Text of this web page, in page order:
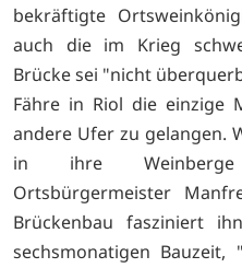
bekräftigte
auch die im Krieg
Brücke sei "nicht
Fähre in Riol die einzige
andere Ufer zu gelangen.
in ihre Weinberge
Ortsbürgermeister
Brückenbau fasziniert
sechsmonatigen